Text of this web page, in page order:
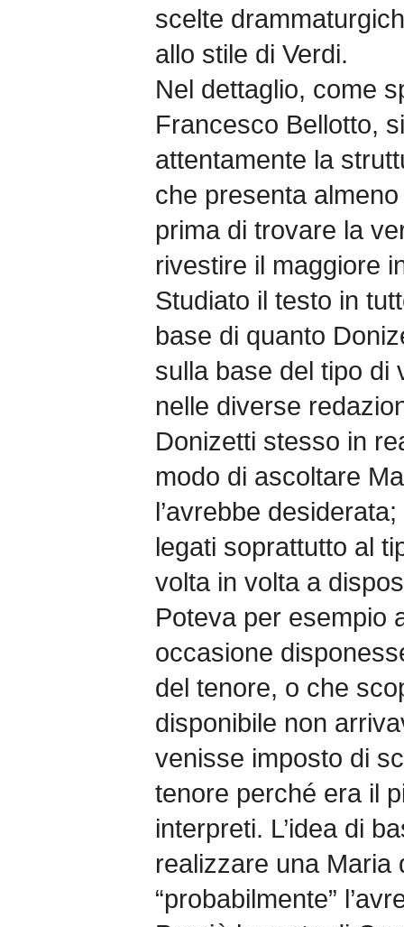
scelte
allo stile di Verdi.
Nel dettaglio, come
Francesco Bellotto,
attentamente la
che presenta
prima di trovare la
rivestire il maggiore
Studiato il testo in
base di quanto
sulla base del tipo di
nelle diverse
Donizetti stesso in
modo di ascoltare
l’avrebbe
legati soprattutto al
volta in volta a
Poteva per esempio
occasione
del tenore, o che
disponibile non
venisse imposto di
tenore perché era il
interpreti. L’idea di
realizzare una Maria
“probabilmente”